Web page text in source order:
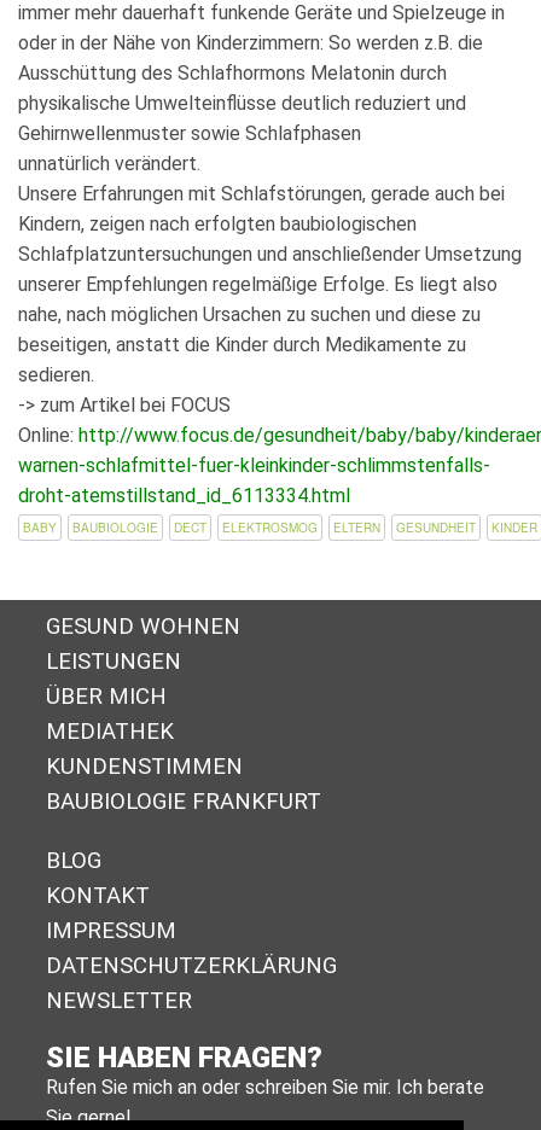
immer mehr dauerhaft funkende Geräte und Spielzeuge in
oder in der Nähe von Kinderzimmern: So werden z.B. die
Ausschüttung des Schlafhormons Melatonin durch
physikalische Umwelteinflüsse deutlich reduziert und
Gehirnwellenmuster sowie Schlafphasen
unnatürlich verändert.
Unsere Erfahrungen mit Schlafstörungen, gerade auch bei
Kindern, zeigen nach erfolgten baubiologischen
Schlafplatzuntersuchungen und anschließender Umsetzung
unserer Empfehlungen regelmäßige Erfolge. Es liegt also
nahe, nach möglichen Ursachen zu suchen und diese zu
beseitigen, anstatt die Kinder durch Medikamente zu
sedieren.
-> zum Artikel bei FOCUS
Online: http://www.focus.de/gesundheit/baby/baby/
warnen-schlafmittel-fuer-kleinkinder-schlimmstenfalls-
droht-atemstillstand_id_6113334.html
BABY BAUBIOLOGIE DECT ELEKTROSMOG ELTERN GESUNDHEIT KINDER
GESUND WOHNEN
LEISTUNGEN
ÜBER MICH
MEDIATHEK
KUNDENSTIMMEN
BAUBIOLOGIE FRANKFURT
BLOG
KONTAKT
IMPRESSUM
DA­TEN­SCHUTZ­ER­KLÄ­RUNG
NEWSLETTER
SIE HABEN FRAGEN?
Rufen Sie mich an oder schreiben Sie mir. Ich berate
Sie gerne!